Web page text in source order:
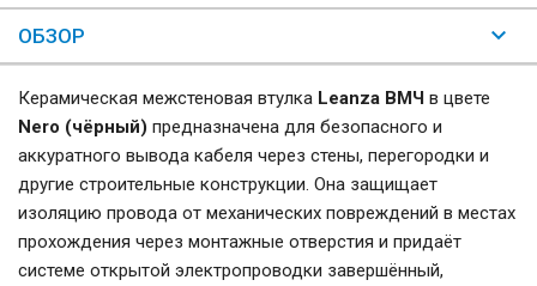
ОБЗОР
Керамическая межстеновая втулка Leanza ВМЧ в цвете
Nero (чёрный) предназначена для безопасного и
аккуратного вывода кабеля через стены, перегородки и
другие строительные конструкции. Она защищает
изоляцию провода от механических повреждений в местах
прохождения через монтажные отверстия и придаёт
системе открытой электропроводки завершённый,